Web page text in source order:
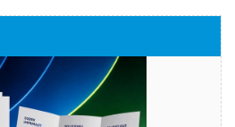
con información